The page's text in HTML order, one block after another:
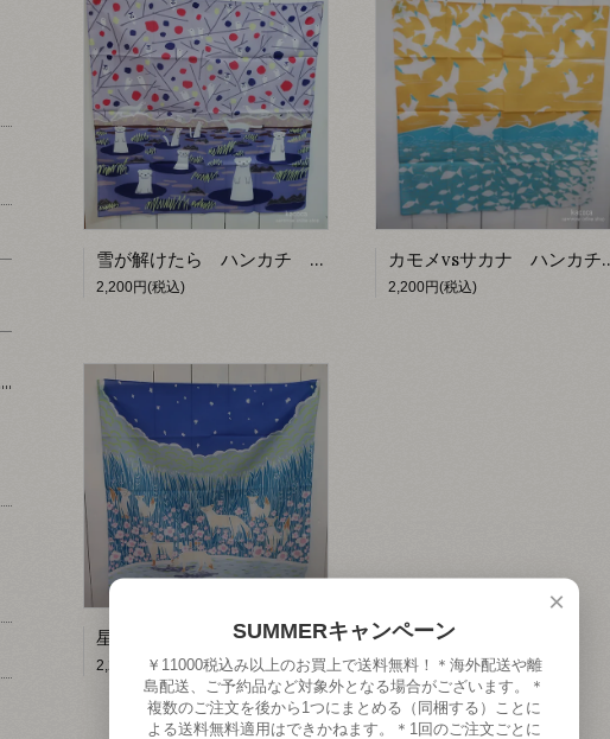
雪が解けたら ハンカチ 【kacoca】
2,200円(税込)
カモメvsサ
2,200円(税込)
星空の下 ハンカチ 【kacoca】
2,200円(税込)
×
SUMMERキャンペーン
￥11000税込み以上のお買上で送料無料！＊海外配送や離
島配送、ご予約品など対象外となる場合がございます。＊
複数のご注文を後から1つにまとめる（同梱する）ことに
よる送料無料適用はできかねます。＊1回のご注文ごとに